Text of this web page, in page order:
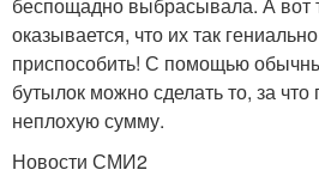
оказывается, что их так
приспособить! С помощью
бутылок можно сделать то, за
неплохую сумму.
Новости СМИ2